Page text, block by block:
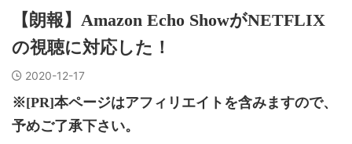
【朗報】Amazon Echo ShowがNETFLIX
の視聴に対応した！
2020-12-17
※[PR]本ページはアフィリエイトを含みますので、
予めご了承下さい。